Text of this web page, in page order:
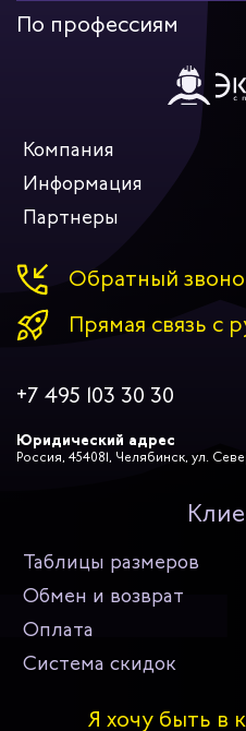
По профессиям
Компания
Информация
Партнеры
Обратный
Прямая связь с
+7 495 103 30 30
Юридический адрес
Россия, 454081, Челябинск, ул.
Таблицы размеров
Обмен и возврат
Оплата
Система скидок
Я хочу быть в